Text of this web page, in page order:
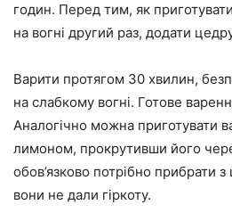
годин. Перед тим, як
на вогні другий раз, додати
Варити протягом 30 хвилин,
на слабкому вогні. Готове
Аналогічно можна приготувати
лимоном, прокрутивши його
обов’язково потрібно прибрати
вони не дали гіркоту.